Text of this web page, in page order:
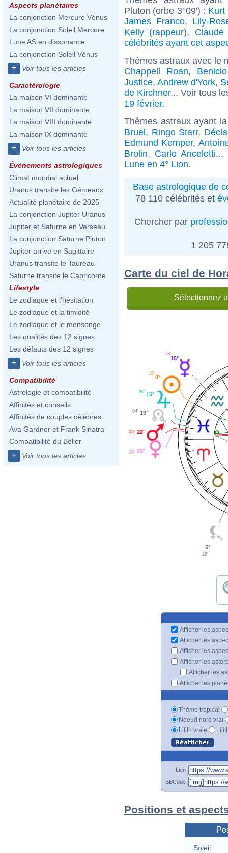
Aspects planétaires
La conjonction Mercure Vénus
La conjonction Soleil Mercure
Lune AS en dissonance
La conjonction Soleil Vénus
+ Voir tous les articles
Caractérologie
La maison VI dominante
La maison VII dominante
La maison VIII dominante
La maison IX dominante
+ Voir tous les articles
Évènements astrologiques
Climat mondial actuel
Uranus transite les Gémeaux
Actualité planétaire de 2025
La conjonction Jupiter Uranus
Jupiter et Saturne en Verseau
La conjonction Saturne Pluton
Jupiter arrive en Sagittaire
Uranus transite le Taureau
Saturne transite le Capricorne
Lifestyle
Le zodiaque et l'hésitation
Le zodiaque et la timidité
Le zodiaque et le mensonge
Les qualités des 12 signes
Les défauts des 12 signes
+ Voir tous les articles
Compatibilité
Astrologie et compatibilité
Affinités et conseils
Affinités de couples célèbres
Ava Gardner et Frank Sinatra
Compatibilité du Bélier
+ Voir tous les articles
Pluton (orbe 3°09') : Kurt
James Franco, Lily-
Kelly (rappeur), Claude
célébrités ayant cet
Thèmes astraux avec le
Chappell Roan,
Justice,Andrew d'York,
de Kirchner... Voir tous
19 février.
Thèmes astraux ayant
Bruel, Ringo Starr,
Edmund Kemper,
Brolin, Carlo Ancelotti...
Lune en 4° Lion.
Base astrologique de
78 110 célébrités et
Chercher par
1 205
Carte du ciel de
Sélectionnez
15°
13'
0°
15'
15°
30'
19°
04'
22°
05'
23°
29'
5°
28'
Afficher les
Afficher les
Afficher les
Afficher les
Afficher les
Afficher les
Thème tropical
Noeud nord vrai
Lilith vraie
Lien
BBCode
Positions et
Soleil